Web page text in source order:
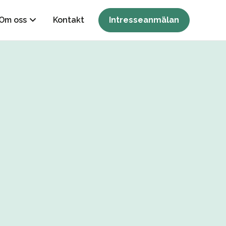
oss Kontakt Intresseanmälan